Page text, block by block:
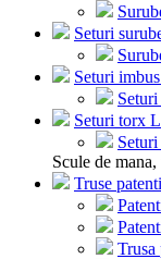
Seturi
Seturi
Seturi torx L
Scule de
Truse
Trusa